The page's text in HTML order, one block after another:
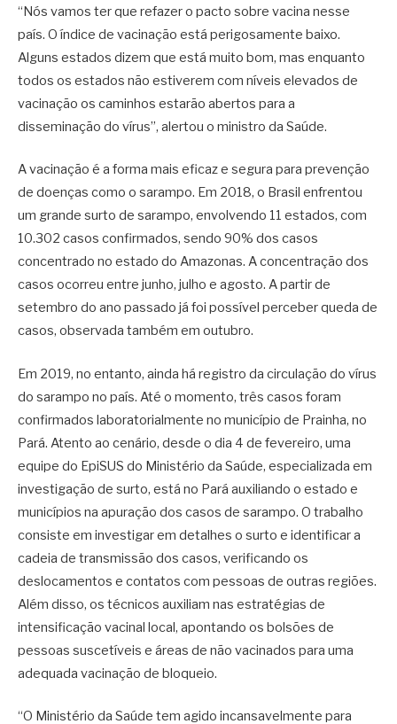
“Nós vamos ter que refazer o pacto sobre vacina nesse
país. O índice de vacinação está perigosamente baixo.
Alguns estados dizem que está muito bom, mas enquanto
todos os estados não estiverem com níveis elevados de
vacinação os caminhos estarão abertos para a
disseminação do vírus”, alertou o ministro da Saúde.
A vacinação é a forma mais eficaz e segura para prevenção
de doenças como o sarampo. Em 2018, o Brasil enfrentou
um grande surto de sarampo, envolvendo 11 estados, com
10.302 casos confirmados, sendo 90% dos casos
concentrado no estado do Amazonas. A concentração dos
casos ocorreu entre junho, julho e agosto. A partir de
setembro do ano passado já foi possível perceber queda de
casos, observada também em outubro.
Em 2019, no entanto, ainda há registro da circulação do vírus
do sarampo no país. Até o momento, três casos foram
confirmados laboratorialmente no município de Prainha, no
Pará. Atento ao cenário, desde o dia 4 de fevereiro, uma
equipe do EpiSUS do Ministério da Saúde, especializada em
investigação de surto, está no Pará auxiliando o estado e
municípios na apuração dos casos de sarampo. O trabalho
consiste em investigar em detalhes o surto e identificar a
cadeia de transmissão dos casos, verificando os
deslocamentos e contatos com pessoas de outras regiões.
Além disso, os técnicos auxiliam nas estratégias de
intensificação vacinal local, apontando os bolsões de
pessoas suscetíveis e áreas de não vacinados para uma
adequada vacinação de bloqueio.
“O Ministério da Saúde tem agido incansavelmente para